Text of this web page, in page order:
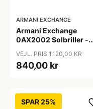
ARMANI EXCHANGE
Armani Exchange
0AX2002 Solbriller -
Polariserede Linser
VEJL. PRIS 1.120,00 KR
840,00 kr
SPAR 25%